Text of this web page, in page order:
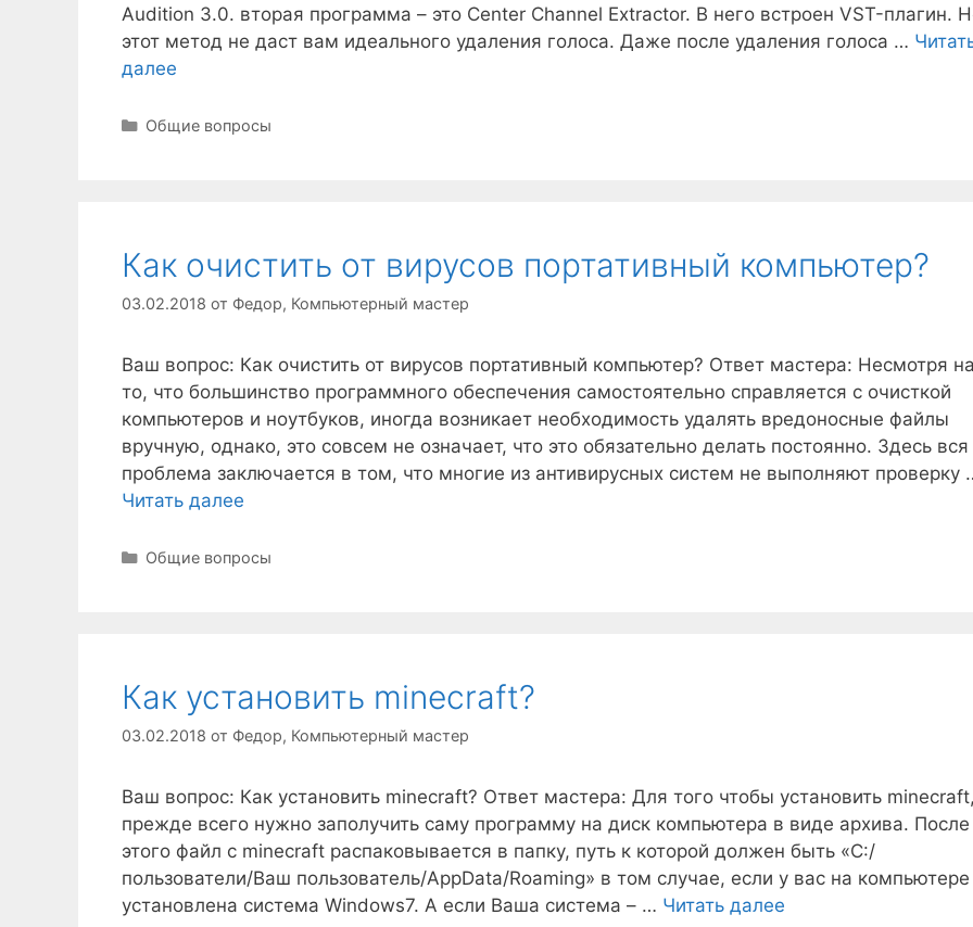
Audition 3.0. вторая программа – это Center Channel Extractor. В него встроен VST-плагин.
этот метод не даст вам идеального удаления голоса. Даже после удаления голоса …
далее
Рубрики
Общие вопросы
Как очистить от вирусов портативный компьютер?
03.02.2018 от Федор, Компьютерный мастер
Ваш вопрос: Как очистить от вирусов портативный компьютер? Ответ мастера: Несмотря
то, что большинство программного обеспечения самостоятельно справляется с очисткой
компьютеров и ноутбуков, иногда возникает необходимость удалять вредоносные файлы
вручную, однако, это совсем не означает, что это обязательно делать постоянно. Здесь вся
проблема заключается в том, что многие из антивирусных систем не выполняют проверку
Читать далее
Рубрики
Общие вопросы
Как установить minecraft?
03.02.2018 от Федор, Компьютерный мастер
Ваш вопрос: Как установить minecraft? Ответ мастера: Для того чтобы установить
прежде всего нужно заполучить саму программу на диск компьютера в виде архива. После
этого файл с minecraft распаковывается в папку, путь к которой должен быть «C:/
пользователи/Ваш пользователь/AppData/Roaming» в том случае, если у вас на компьютере
установлена система Windows7. А если Ваша система – … Читать далее